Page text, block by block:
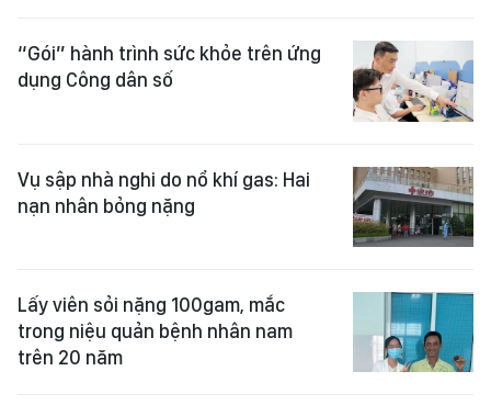
“Gói” hành trình sức khỏe trên ứng
dụng Công dân số
Vụ sập nhà nghi do nổ khí gas: Hai
nạn nhân bỏng nặng
Lấy viên sỏi nặng 100gam, mắc
trong niệu quản bệnh nhân nam
trên 20 năm